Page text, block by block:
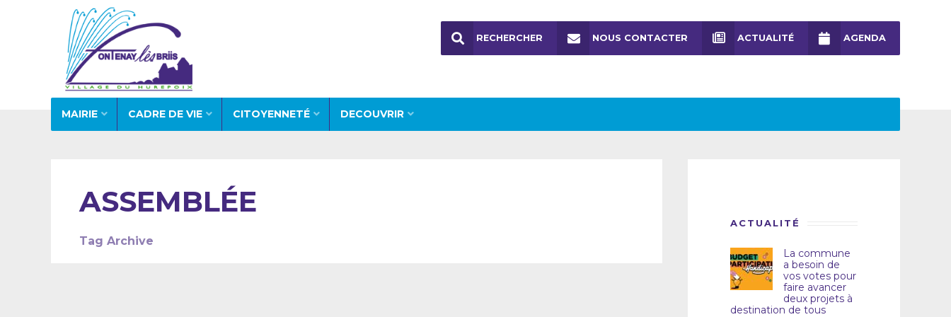
MAIRIE CADRE DE VIE CITOYENNETÉ DECOUVRIR
RECHERCHER NOUS CONTACTER ACTUALITÉ AGENDA
ASSEMBLÉE
Tag Archive
ACTUALITÉ
La commune
a besoin de
vos votes pour
faire avancer
deux projets à
destination de tous